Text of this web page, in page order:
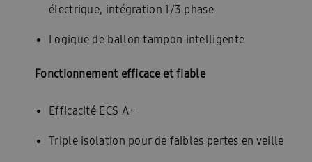
électrique, intégration 1/3 phase
Logique de ballon tampon intelligente
Fonctionnement efficace et fiable
Efficacité ECS A+
Triple isolation pour de faibles pertes en veille